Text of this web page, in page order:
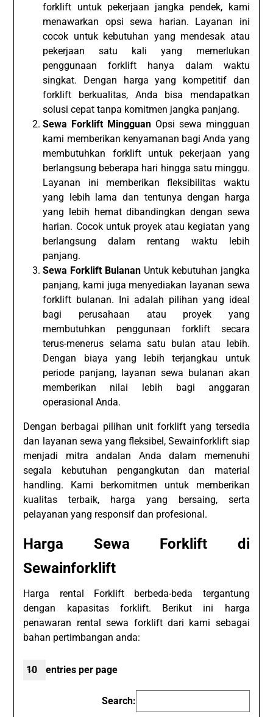
forklift untuk pekerjaan jangka pendek, kami
menawarkan opsi sewa harian. Layanan ini
cocok untuk kebutuhan yang mendesak atau
pekerjaan satu kali yang memerlukan
penggunaan forklift hanya dalam waktu
singkat. Dengan harga yang kompetitif dan
forklift berkualitas, Anda bisa mendapatkan
solusi cepat tanpa komitmen jangka panjang.
Sewa Forklift Mingguan Opsi sewa mingguan
kami memberikan kenyamanan bagi Anda yang
membutuhkan forklift untuk pekerjaan yang
berlangsung beberapa hari hingga satu minggu.
Layanan ini memberikan fleksibilitas waktu
yang lebih lama dan tentunya dengan harga
yang lebih hemat dibandingkan dengan sewa
harian. Cocok untuk proyek atau kegiatan yang
berlangsung dalam rentang waktu lebih
panjang.
Sewa Forklift Bulanan Untuk kebutuhan jangka
panjang, kami juga menyediakan layanan sewa
forklift bulanan. Ini adalah pilihan yang ideal
bagi perusahaan atau proyek yang
membutuhkan penggunaan forklift secara
terus-menerus selama satu bulan atau lebih.
Dengan biaya yang lebih terjangkau untuk
periode panjang, layanan sewa bulanan akan
memberikan nilai lebih bagi anggaran
operasional Anda.
Dengan berbagai pilihan unit forklift yang tersedia
dan layanan sewa yang fleksibel, Sewainforklift siap
menjadi mitra andalan Anda dalam memenuhi
segala kebutuhan pengangkutan dan material
handling. Kami berkomitmen untuk memberikan
kualitas terbaik, harga yang bersaing, serta
pelayanan yang responsif dan profesional.
Harga Sewa Forklift di
Sewainforklift
Harga rental Forklift berbeda-beda tergantung
dengan kapasitas forklift. Berikut ini harga
penawaran rental sewa forklift dari kami sebagai
bahan pertimbangan anda:
entries per page
Search: